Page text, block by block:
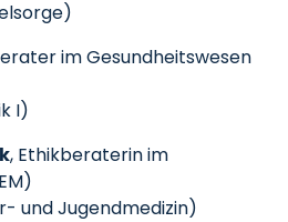
im Gesundheitswesen
I)
, Ethikberaterin im
und Jugendmedizin)